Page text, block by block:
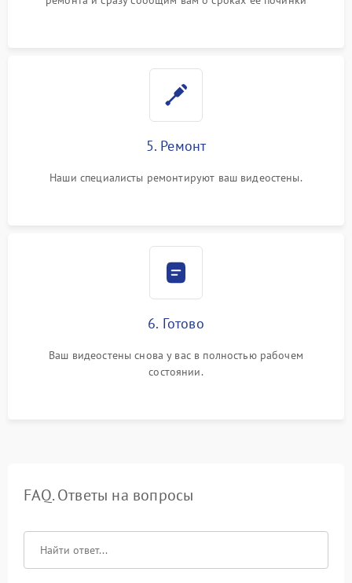
5. Ремонт
Наши специалисты ремонтируют ваш видеостены.
6. Готово
Ваш видеостены снова у вас в полностью рабочем
состоянии.
FAQ. Ответы на вопросы